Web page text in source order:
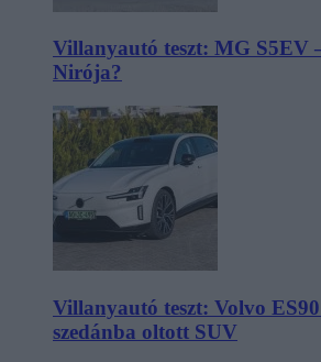
Villanyautó teszt: MG S5EV
Nirója?
Villanyautó teszt: Volvo
szedánba oltott SUV